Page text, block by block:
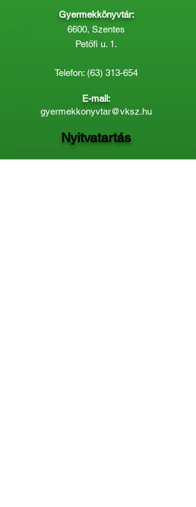
Gyermekkönyvtár:
6600, Szentes
Petőfi u. 1.
Telefon: (63) 313-654
E-mail:
gyermekkonyvtar@vksz.hu
Nyitvatartás